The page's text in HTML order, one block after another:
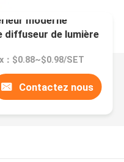
moderne
diffuseur de lumière
：$0.88~$0.98/SET
Contactez nous